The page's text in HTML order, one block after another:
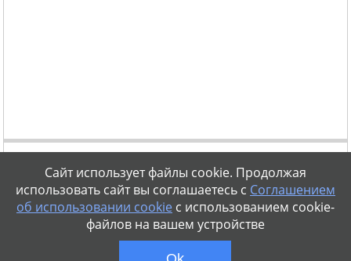
vse-diety@mail.ruПравовая информация
Политика конфиденциальности
Сайт использует файлы cookie. Продолжая
использовать сайт вы соглашаетесь с Соглашением
об использовании cookieс использованием cookie-
файлов на вашем устройстве